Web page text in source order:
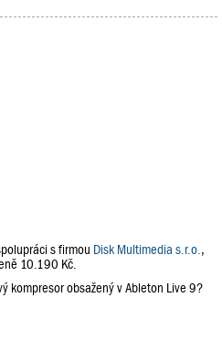
s firmou Disk Multimedia s.r.o. ,
10.190 Kč.
kompresor obsažený v Ableton Live 9?